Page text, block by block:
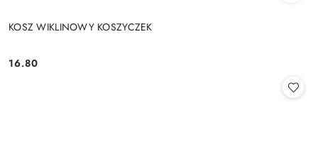
KOSZ WIKLINOWY KOSZYCZEK
Cena:
16.80